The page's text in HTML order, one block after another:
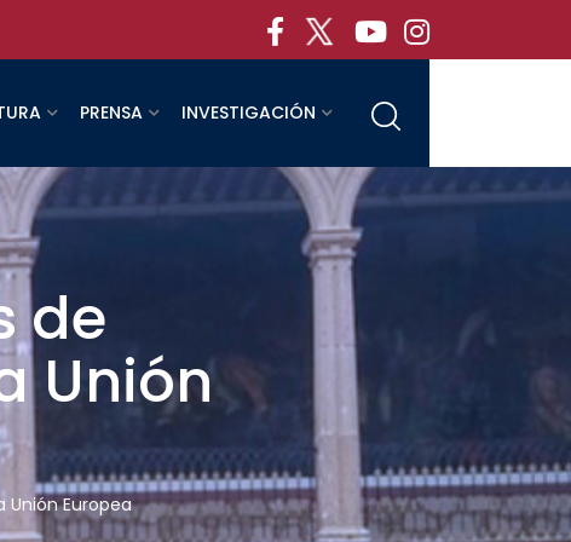
PRENSA INVESTIGACIÓN
de
Unión
Europea